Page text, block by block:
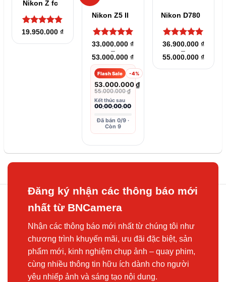
Nikon Z fc
Được xếp
19.950.000₫
Nikon Z5 II
Được xếp
hạng5
sao
33.000.000₫
–
53.000.000₫Khoảng
giá:
từ
33.000.000 ₫
đến
53.000.000 ₫
Flash Sale -4%
53.000.000₫
55.000.000₫
Kết thúc sau
00:00:00:00
Đã bán 0/9 ·
Còn 9
Nikon D780
Được xếp
hạng5
sao
36.900.000 ₫
–
55.000.000 ₫
giá:
từ
Đăng ký nhận các thông báo mới
nhất từ BNCamera
Nhận các thông báo mới nhất từ chúng tôi như
chương trình khuyến mãi, ưu đãi đặc biệt, sản
phẩm mới, kinh nghiệm chụp ảnh – quay phim,
cùng nhiều thông tin hữu ích dành cho người
yêu nhiếp ảnh và sáng tạo nội dung.